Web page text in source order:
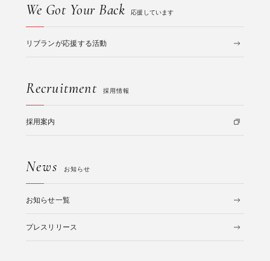
We Got Your Back 応援しています
リブランが応援する活動
Recruitment 採用情報
採用案内
News お知らせ
お知らせ一覧
プレスリリース